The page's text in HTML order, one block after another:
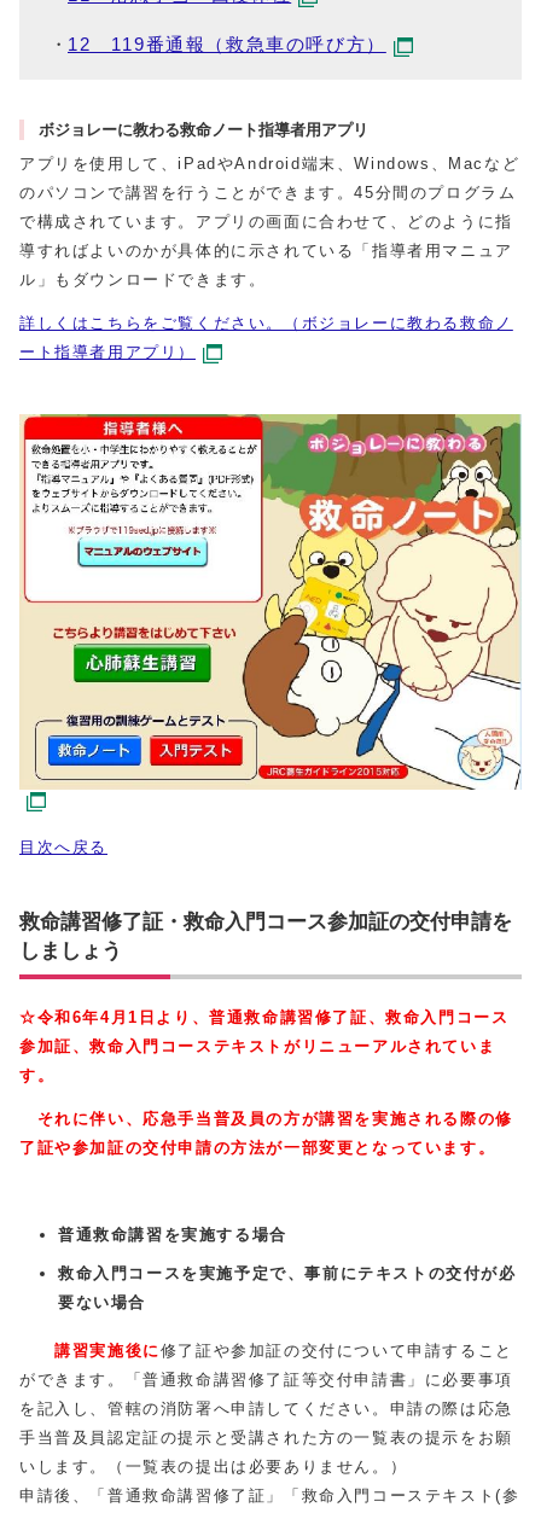
12 119番通報（救急車の呼び方）
ボジョレーに教わる救命ノート指導者用アプリ
アプリを使用して、iPadやAndroid端末、Windows、Macなど
のパソコンで講習を行うことができます。45分間のプログラム
で構成されています。アプリの画面に合わせて、どのように指
導すればよいのかが具体的に示されている「指導者用マニュア
ル」もダウンロードできます。
詳しくはこちらをご覧ください。（ボジョレーに教わる救命ノ
ート指導者用アプリ）
目次へ戻る
救命講習修了証・救命入門コース参加証の交付申請を
しましょう
☆令和6年4月1日より、普通救命講習修了証、救命入門コース
参加証、救命入門コーステキストがリニューアルされていま
す。
それに伴い、応急手当普及員の方が講習を実施される際の修
了証や参加証の交付申請の方法が一部変更となっています。
普通救命講習 を実施する場合
救命入門コースを実施予定で、事前にテキストの交付が必
要ない場合
講習実施後に 修了証や参加証の交付について申請すること
ができます。「普通救命講習修了証等交付申請書」に必要事項
を記入し、管轄の消防署へ申請してください。申請の際は応急
手当普及員認定証の提示と受講された方の一覧表の提示をお願
いします。（一覧表の提出は必要ありません。）
申請後、「普通救命講習修了証」「救命入門コーステキスト(参